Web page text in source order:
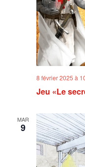
Jeu «Le
8 février 2025 à
MAR
9